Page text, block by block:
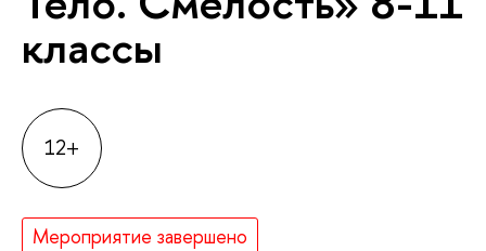
классы
12+
Мероприятие завершено